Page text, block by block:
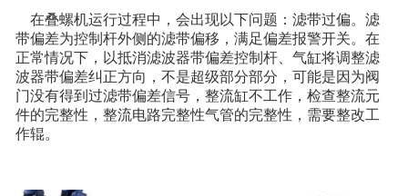
在叠螺机运行过程中，会出现以下问题：滤带过偏。滤
带偏差为控制杆外侧的滤带偏移，满足偏差报警开关。在
正常情况下，以抵消滤波器带偏差控制杆、气缸将调整滤
波器带偏差纠正方向，不是超级部分部分，可能是因为阀
门没有得到过滤带偏差信号，整流缸不工作，检查整流元
件的完整性，整流电路完整性气管的完整性，需要整改工
作辊。